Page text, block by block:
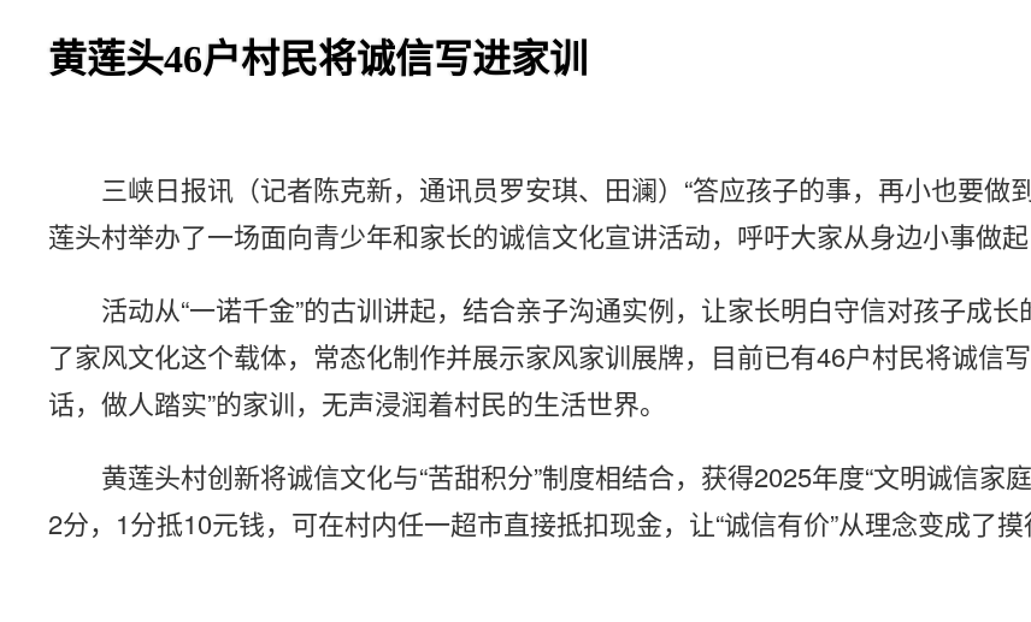
黄莲头46户村民将诚信写进家训
三峡日报讯（记者陈克新，通讯员罗安琪、田澜）“答应孩子的事，再小也要做
莲头村举办了一场面向青少年和家长的诚信文化宣讲活动，呼吁大家从身边小事做起
活动从“一诺千金”的古训讲起，结合亲子沟通实例，让家长明白守信对孩子成
了家风文化这个载体，常态化制作并展示家风家训展牌，目前已有46户村民将诚信
话，做人踏实”的家训，无声浸润着村民的生活世界。
黄莲头村创新将诚信文化与“苦甜积分”制度相结合，获得2025年度“文明诚信家
2分，1分抵10元钱，可在村内任一超市直接抵扣现金，让“诚信有价”从理念变成了摸